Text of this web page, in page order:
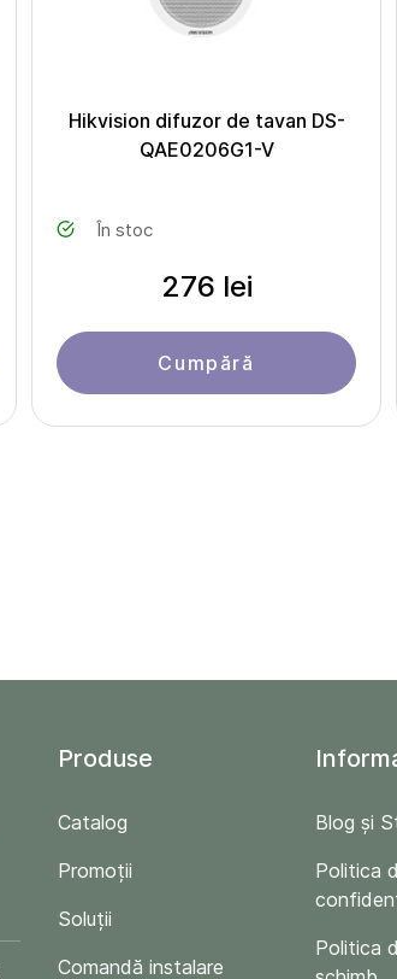
Hikvision difuzor de tavan DS-
QAE0206G1-V
În stoc
276 lei
Cumpără
Produse
Catalog
Promoții
Soluții
Comandă instalare
Blog și
Politica
Politica